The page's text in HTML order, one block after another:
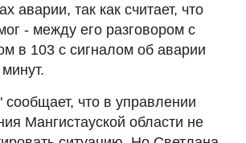
аварии, так как считает, что
- между его разговором с
в 103 с сигналом об аварии
сообщает, что в управлении
Мангистауской области не